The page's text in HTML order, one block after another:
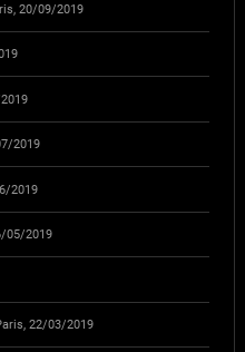
20/09/2019
2019
2019
05/2019
22/03/2019